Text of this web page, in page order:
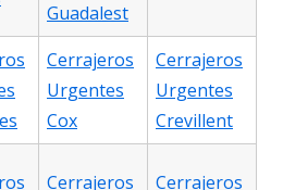
Guadalest
Cerrajeros
Urgentes
Cox
Cerrajeros
Urgentes
Crevillent
Cerrajeros
Cerrajeros